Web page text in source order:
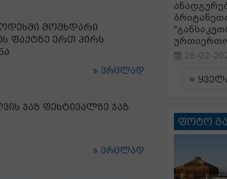
მომხდარი
ფაქტზე ერთ პირს
ვრცლად
ჯაზ ფესტივალზე ჯაზ
ვრცლად
26-02-
ფოტო